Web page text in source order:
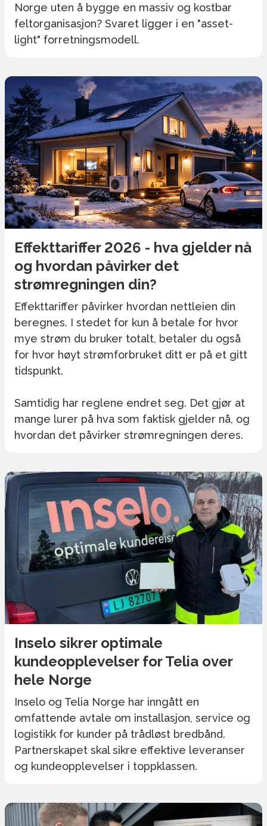
Norge uten å bygge en massiv og kostbar
feltorganisasjon? Svaret ligger i en "asset-
light" forretningsmodell.
Effekttariffer 2026 - hva gjelder nå
og hvordan påvirker det
strømregningen din?
Effekttariffer påvirker hvordan nettleien din
beregnes. I stedet for kun å betale for hvor
mye strøm du bruker totalt, betaler du også
for hvor høyt strømforbruket ditt er på et gitt
tidspunkt.
Samtidig har reglene endret seg. Det gjør at
mange lurer på hva som faktisk gjelder nå, og
hvordan det påvirker strømregningen deres.
Inselo sikrer optimale
kundeopplevelser for Telia over
hele Norge
Inselo og Telia Norge har inngått en
omfattende avtale om installasjon, service og
logistikk for kunder på trådløst bredbånd.
Partnerskapet skal sikre effektive leveranser
og kundeopplevelser i toppklassen.